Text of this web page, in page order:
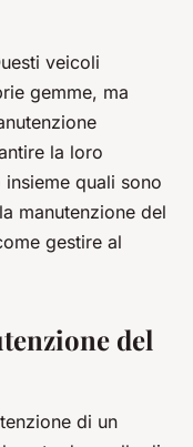
veicoli
gemme, ma
la loro
quali sono
manutenzione del
gestire al
del
di un